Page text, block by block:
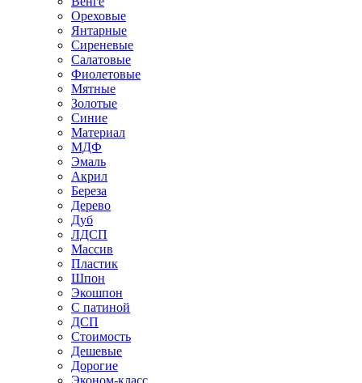
Ореховые
Янтарные
Сиреневые
Салатовые
Фиолетовые
Мятные
Золотые
Синие
Материал
МДФ
Эмаль
Акрил
Береза
Дерево
Дуб
ЛДСП
Массив
Пластик
Шпон
Экошпон
С патиной
ДСП
Стоимость
Дешевые
Дорогие
Эконом-класс